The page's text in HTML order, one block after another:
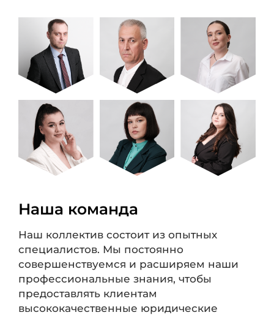
Наша команда
Наш коллектив состоит из опытных
специалистов. Мы постоянно
совершенствуемся и расширяем наши
профессиональные знания, чтобы
предоставлять клиентам
высококачественные юридические